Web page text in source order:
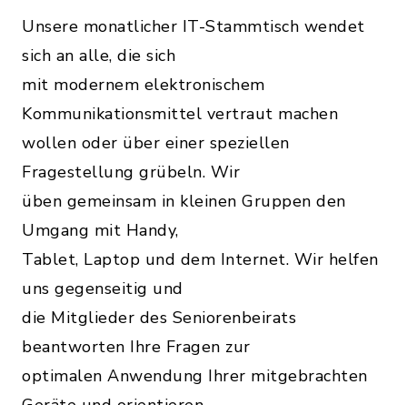
Unsere monatlicher IT-Stammtisch wendet
sich an alle, die sich
mit modernem elektronischem
Kommunikationsmittel vertraut machen
wollen oder über einer speziellen
Fragestellung grübeln. Wir
üben gemeinsam in kleinen Gruppen den
Umgang mit Handy,
Tablet, Laptop und dem Internet. Wir helfen
uns gegenseitig und
die Mitglieder des Seniorenbeirats
beantworten Ihre Fragen zur
optimalen Anwendung Ihrer mitgebrachten